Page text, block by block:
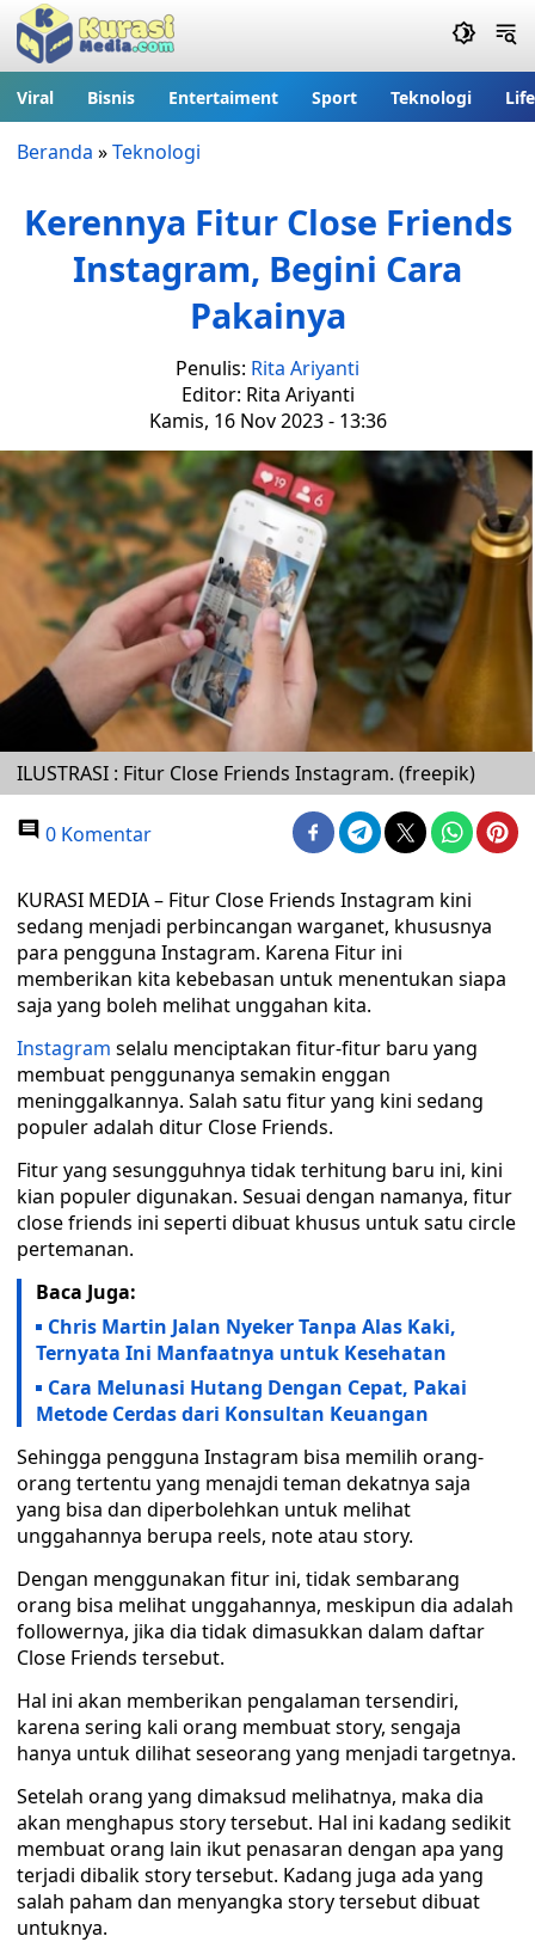
Viral Bisnis Entertaiment Sport Teknologi
Beranda »Teknologi
Kerennya Fitur Close Friends
Instagram, Begini Cara
Pakainya
Penulis: Rita Ariyanti
Editor: Rita Ariyanti
Kamis, 16 Nov 2023 - 13:36
ILUSTRASI : Fitur Close Friends Instagram. (freepik)
0 Komentar
KURASI MEDIA – Fitur Close Friends Instagram kini
sedang menjadi perbincangan warganet, khususnya
para pengguna Instagram. Karena Fitur ini
memberikan kita kebebasan untuk menentukan siapa
saja yang boleh melihat unggahan kita.
Instagram selalu menciptakan fitur-fitur baru yang
membuat penggunanya semakin enggan
meninggalkannya. Salah satu fitur yang kini sedang
populer adalah ditur Close Friends.
Fitur yang sesungguhnya tidak terhitung baru ini, kini
kian populer digunakan. Sesuai dengan namanya, fitur
close friends ini seperti dibuat khusus untuk satu circle
pertemanan.
Baca Juga:
Chris Martin Jalan Nyeker Tanpa Alas Kaki,
Ternyata Ini Manfaatnya untuk Kesehatan
Cara Melunasi Hutang Dengan Cepat, Pakai
Metode Cerdas dari Konsultan Keuangan
Sehingga pengguna Instagram bisa memilih orang-
orang tertentu yang menajdi teman dekatnya saja
yang bisa dan diperbolehkan untuk melihat
unggahannya berupa reels, note atau story.
Dengan menggunakan fitur ini, tidak sembarang
orang bisa melihat unggahannya, meskipun dia adalah
followernya, jika dia tidak dimasukkan dalam daftar
Close Friends tersebut.
Hal ini akan memberikan pengalaman tersendiri,
karena sering kali orang membuat story, sengaja
hanya untuk dilihat seseorang yang menjadi targetnya.
Setelah orang yang dimaksud melihatnya, maka dia
akan menghapus story tersebut. Hal ini kadang sedikit
membuat orang lain ikut penasaran dengan apa yang
terjadi dibalik story tersebut. Kadang juga ada yang
salah paham dan menyangka story tersebut dibuat
untuknya.